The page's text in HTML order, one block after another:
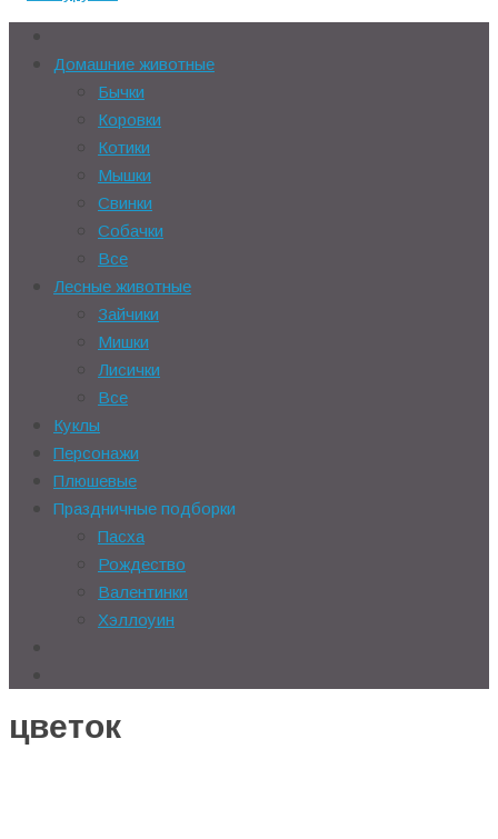
Домашние животные
Бычки
Коровки
Котики
Мышки
Свинки
Собачки
Все
Лесные животные
Зайчики
Мишки
Лисички
Все
Куклы
Персонажи
Плюшевые
Праздничные подборки
Пасха
Рождество
Валентинки
Хэллоуин
цветок